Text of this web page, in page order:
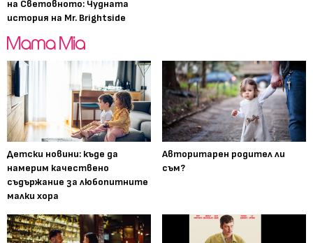
на Световното: Чудната
история на Mr. Brightside
Детски новини: къде да
намерим качествено
съдържание за любопитните
малки хора
Авторитарен родител ли
съм?